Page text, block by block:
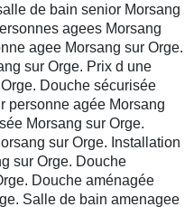
de bain senior Morsang
agees Morsang
agee Morsang sur Orge.
sur Orge. Prix d une
Douche sécurisée
personne agée Morsang
Morsang sur Orge.
sur Orge. Installation
sur Orge. Douche
Douche aménagée
Salle de bain amenagee